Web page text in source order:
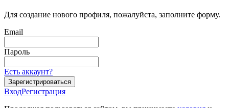
Для создание нового профиля, пожалуйста, заполните форму.
Email
Пароль
Есть аккаунт?
Зарегистрироваться
ВходРегистрация